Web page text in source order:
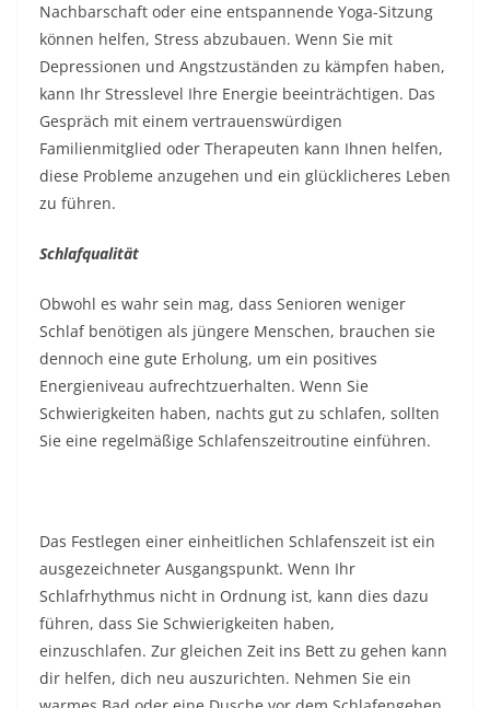
Nachbarschaft oder eine entspannende Yoga-Sitzung
können helfen, Stress abzubauen. Wenn Sie mit
Depressionen und Angstzuständen zu kämpfen haben,
kann Ihr Stresslevel Ihre Energie beeinträchtigen. Das
Gespräch mit einem vertrauenswürdigen
Familienmitglied oder Therapeuten kann Ihnen helfen,
diese Probleme anzugehen und ein glücklicheres Leben
zu führen.
Schlafqualität
Obwohl es wahr sein mag, dass Senioren weniger
Schlaf benötigen als jüngere Menschen, brauchen sie
dennoch eine gute Erholung, um ein positives
Energieniveau aufrechtzuerhalten. Wenn Sie
Schwierigkeiten haben, nachts gut zu schlafen, sollten
Sie eine regelmäßige Schlafenszeitroutine einführen.
Das Festlegen einer einheitlichen Schlafenszeit ist ein
ausgezeichneter Ausgangspunkt. Wenn Ihr
Schlafrhythmus nicht in Ordnung ist, kann dies dazu
führen, dass Sie Schwierigkeiten haben,
einzuschlafen. Zur gleichen Zeit ins Bett zu gehen kann
dir helfen, dich neu auszurichten. Nehmen Sie ein